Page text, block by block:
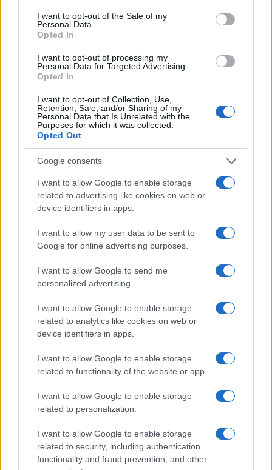
I want to opt-out of the Sale of my
Personal Data.
Opted In
I want to opt-out of processing my
Personal Data for Targeted Advertising.
Opted In
I want to opt-out of Collection, Use,
Retention, Sale, and/or Sharing of my
Personal Data that Is Unrelated with the
Purposes for which it was collected.
Opted Out
Google consents
I want to allow Google to enable storage
related to advertising like cookies on web or
device identifiers in apps.
I want to allow my user data to be sent to
Google for online advertising purposes.
I want to allow Google to send me
personalized advertising.
I want to allow Google to enable storage
related to analytics like cookies on web or
device identifiers in apps.
I want to allow Google to enable storage
related to functionality of the website or app.
I want to allow Google to enable storage
related to personalization.
I want to allow Google to enable storage
related to security, including authentication
functionality and fraud prevention, and other
subito davanti aun’emergenza concreta, con
ricadute immediate sulla vita quotidiana dei
cittadini. La sindaca ha seguito l’evoluzione della
situazione mantenendo i contatti con
Prefettura
aperto: per moltiresidentiil problema non è
stato soltanto restare senza corrente, masentirsi
senza riferimenti
Un punto informativo, aggiornamenti regolari sui
canali ufficiali e una presenza istituzionale
disservizio graveeuna crisi percepita come
abbandono
. Per questo il blackout diventa anche
un test sulla capacità dell’amministrazione di
gestire l’emergenza non solo sul piano operativo,
ma anche su quello dell’ascolto e della
trasparenza.
Il precedente di San Giuliano
Milanese
Il caso di Bollate si inserisce in un quadro più
metropolitana milanese negli ultimi giorni. Nel
fine settimana,San Giuliano Milanese è rimasta